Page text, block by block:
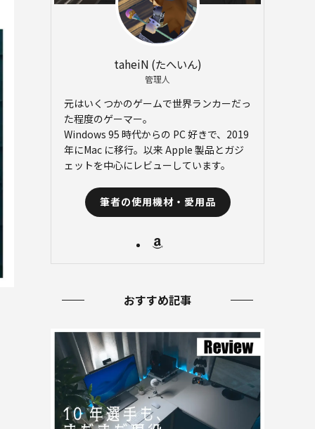
taheiN (たへいん)
管理人
元はいくつかのゲームで世界ランカーだっ
た程度のゲーマー。
Windows 95 時代からの PC 好きで、2019
年にMac に移行。以来 Apple 製品とガジ
ェットを中心にレビューしています。
筆者の使用機材・愛用品
おすすめ記事